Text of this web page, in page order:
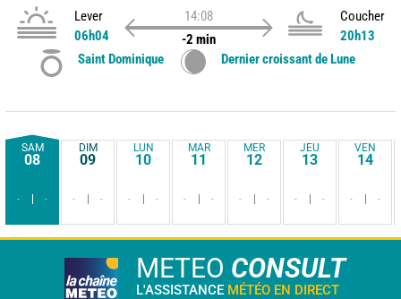
Lever
06h04
14:08
-2 min
Coucher
20h13
Saint Dominique
Dernier croissant de Lune
SAM
08
- -
DIM
09
- -
LUN
10
- -
MAR
11
- -
MER
12
- -
JEU
13
- -
VEN
14
- -
METEO CONSULT
L'ASSISTANCE MÉTÉO EN DIRECT